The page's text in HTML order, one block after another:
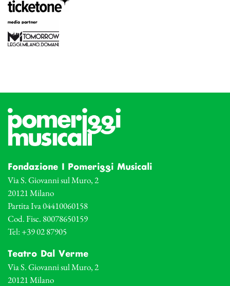
Fondazione I Pomeriggi Musicali
Via S. Giovanni sul Muro, 2
20121 Milano
Partita Iva 04410060158
Cod. Fisc. 80078650159
Tel: +39 02 87905
Teatro Dal Verme
Via S. Giovanni sul Muro, 2
20121 Milano